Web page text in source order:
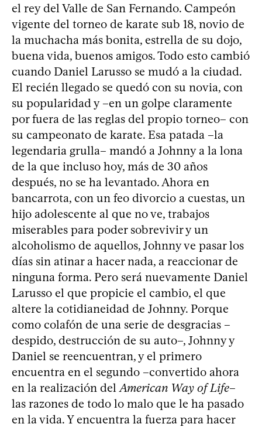
el rey del Valle de San Fernando. Campeón
vigente del torneo de karate sub 18, novio de
la muchacha más bonita, estrella de su dojo,
buena vida, buenos amigos. Todo esto cambió
cuando Daniel Larusso se mudó a la ciudad.
El recién llegado se quedó con su novia, con
su popularidad y –en un golpe claramente
por fuera de las reglas del propio torneo– con
su campeonato de karate. Esa patada –la
legendaria grulla– mandó a Johnny a la lona
de la que incluso hoy, más de 30 años
después, no se ha levantado. Ahora en
bancarrota, con un feo divorcio a cuestas, un
hijo adolescente al que no ve, trabajos
miserables para poder sobrevivir y un
alcoholismo de aquellos, Johnny ve pasar los
días sin atinar a hacer nada, a reaccionar de
ninguna forma. Pero será nuevamente Daniel
Larusso el que propicie el cambio, el que
altere la cotidianeidad de Johnny. Porque
como colafón de una serie de desgracias –
despido, destrucción de su auto–, Johnny y
Daniel se reencuentran, y el primero
encuentra en el segundo –convertido ahora
en la realización delAmerican Way of Life–
las razones de todo lo malo que le ha pasado
en la vida. Y encuentra la fuerza para hacer